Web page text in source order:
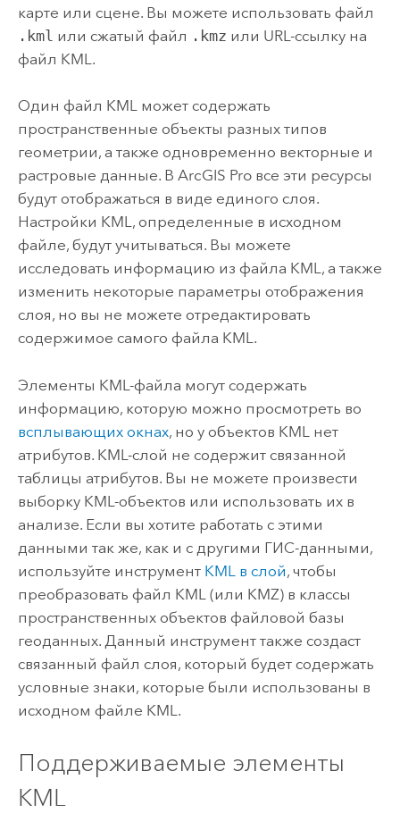
карте или сцене. Вы можете использовать файл
.kml или сжатый файл .kmz или URL-ссылку на
файл KML.
Один файл KML может содержать
пространственные объекты разных типов
геометрии, а также одновременно векторные и
растровые данные. В ArcGIS Proвсе эти ресурсы
будут отображаться в виде единого слоя.
Настройки KML, определенные в исходном
файле, будут учитываться. Вы можете
исследовать информацию из файла KML, а также
изменить некоторые параметры отображения
слоя, но вы не можете отредактировать
содержимое самого файла KML.
Элементы KML-файла могут содержать
информацию, которую можно просмотреть во
всплывающих окнах, но у объектов KML нет
атрибутов. KML-слой не содержит связанной
таблицы атрибутов. Вы не можете произвести
выборку KML-объектов или использовать их в
анализе. Если вы хотите работать с этими
данными так же, как и с другими ГИС-данными,
используйте инструмент KML в слой, чтобы
преобразовать файл KML (или KMZ) в классы
пространственных объектов файловой базы
геоданных. Данный инструмент также создаст
связанный файл слоя, который будет содержать
условные знаки, которые были использованы в
исходном файле KML.
Поддерживаемые элементы
KML